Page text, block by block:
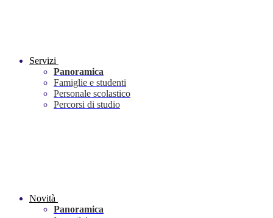
Servizi
Panoramica
Famiglie e studenti
Personale scolastico
Percorsi di studio
Novità
Panoramica